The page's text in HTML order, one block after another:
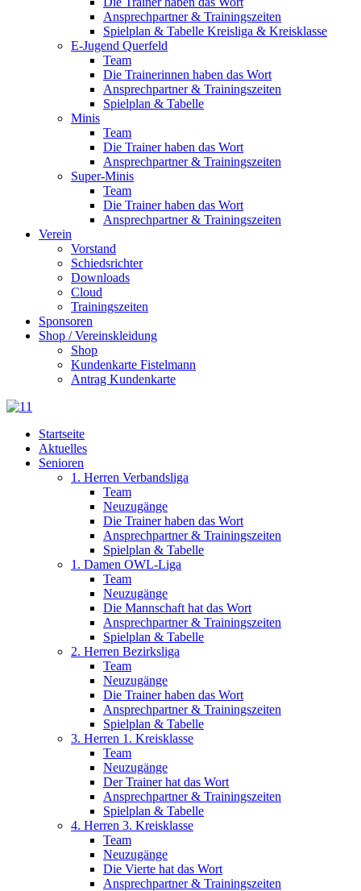
Ansprechpartner & Trainingszeiten
Spielplan & Tabelle Kreisliga & Kreisklasse
E-Jugend Querfeld
Team
Die Trainerinnen haben das Wort
Ansprechpartner & Trainingszeiten
Spielplan & Tabelle
Minis
Team
Die Trainer haben das Wort
Ansprechpartner & Trainingszeiten
Super-Minis
Team
Die Trainer haben das Wort
Ansprechpartner & Trainingszeiten
Verein
Vorstand
Schiedsrichter
Downloads
Cloud
Trainingszeiten
Sponsoren
Shop / Vereinskleidung
Shop
Kundenkarte Fistelmann
Antrag Kundenkarte
Startseite
Aktuelles
Senioren
1. Herren Verbandsliga
Team
Neuzugänge
Die Trainer haben das Wort
Ansprechpartner & Trainingszeiten
Spielplan & Tabelle
1. Damen OWL-Liga
Team
Neuzugänge
Die Mannschaft hat das Wort
Ansprechpartner & Trainingszeiten
Spielplan & Tabelle
2. Herren Bezirksliga
Team
Neuzugänge
Die Trainer haben das Wort
Ansprechpartner & Trainingszeiten
Spielplan & Tabelle
3. Herren 1. Kreisklasse
Team
Neuzugänge
Der Trainer hat das Wort
Ansprechpartner & Trainingszeiten
Spielplan & Tabelle
4. Herren 3. Kreisklasse
Team
Neuzugänge
Die Vierte hat das Wort
Ansprechpartner & Trainingszeiten